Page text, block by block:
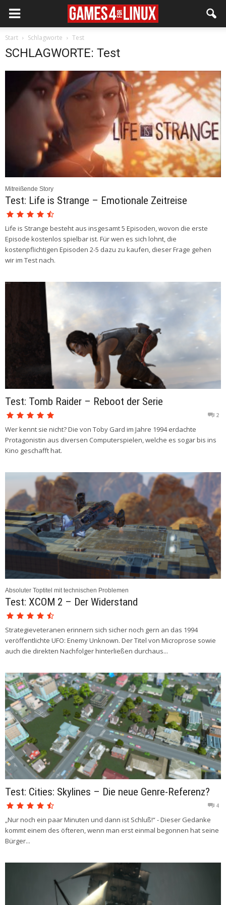
Start Schlagworte Test
SCHLAGWORTE: Test
Mitreißende Story
Test: Life is Strange – Emotionale Zeitreise
Life is Strange besteht aus insgesamt 5 Episoden, wovon die erste
Episode kostenlos spielbar ist. Für wen es sich lohnt, die
kostenpflichtigen Episoden 2-5 dazu zu kaufen, dieser Frage gehen
wir im Test nach.
Test: Tomb Raider – Reboot der Serie
2
Wer kennt sie nicht? Die von Toby Gard im Jahre 1994 erdachte
Protagonistin aus diversen Computerspielen, welche es sogar bis ins
Kino geschafft hat.
Absoluter Toptitel mit technischen Problemen
Test: XCOM 2 – Der Widerstand
Strategieveteranen erinnern sich sicher noch gern an das 1994
veröffentlichte UFO: Enemy Unknown. Der Titel von Microprose sowie
auch die direkten Nachfolger hinterließen durchaus...
Test: Cities: Skylines – Die neue Genre-Referenz?
4
„Nur noch ein paar Minuten und dann ist Schluß!“ - Dieser Gedanke
kommt einem des öfteren, wenn man erst einmal begonnen hat seine
Bürger...